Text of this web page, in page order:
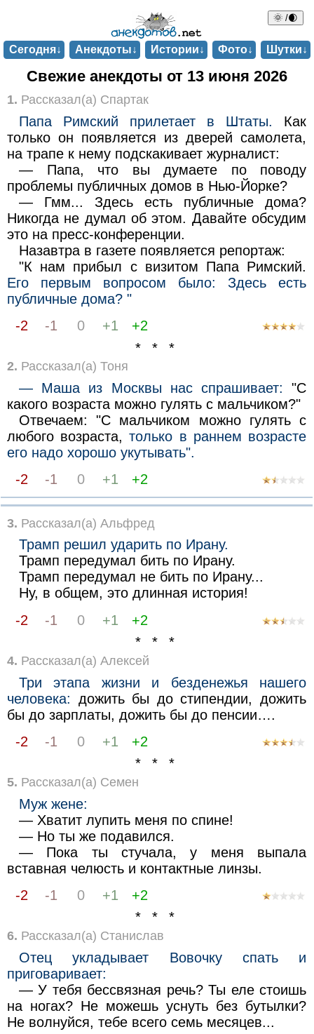
🌞 /🌒
Сегодня↓ Анекдоты↓ Истории↓ Фото↓ Шутки↓
Свежие анекдоты от 13 июня 2026
1. Рассказал(а) Спартак
Папа Римский прилетает в Штаты. Как
только он появляется из дверей самолета,
на трапе к нему подскакивает журналист:
— Папа, что вы думаете по поводу
проблемы публичных домов в Нью-Йорке?
— Гмм... Здесь есть публичные дома?
Никогда не думал об этом. Давайте обсудим
это на пресс-конференции.
Назавтра в газете появляется репортаж:
"К нам прибыл с визитом Папа Римский.
Его первым вопросом было: Здесь есть
публичные дома? "
-2
-1 0 +1
+2
* * *
2. Рассказал(а) Тоня
— Маша из Москвы нас спрашивает: "С
какого возраста можно гулять с мальчиком?"
Отвечаем: "С мальчиком можно гулять с
любого возраста,только в раннем возрасте
его надо хорошо укутывать".
-2
-1 0 +1 +2
3. Рассказал(а) Альфред
Трамп решил ударить по Ирану.
Трамп передумал бить по Ирану.
Трамп передумал не бить по Ирану...
Ну, в общем, это длинная история!
-2
-1 0 +1
+2
* * *
4. Рассказал(а) Алексей
Три этапа жизни и безденежья нашего
человека: дожить бы до стипендии, дожить
бы до зарплаты, дожить бы до пенсии….
-2
-1 0 +1
+2
* * *
5. Рассказал(а) Семен
Муж жене:
— Хватит лупить меня по спине!
— Но ты же подавился.
— Пока ты стучала, у меня выпала
вставная челюсть и контактные линзы.
-2
-1 0 +1
+2
* * *
6. Рассказал(а) Станислав
Отец укладывает Вовочку спать и
приговаривает:
— У тебя бессвязная речь? Ты еле стоишь
на ногах? Не можешь уснуть без бутылки?
Не волнуйся, тебе всего семь месяцев...